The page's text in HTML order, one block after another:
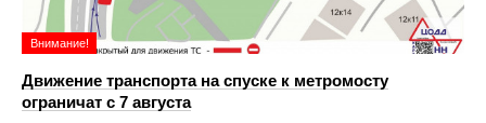
Внимание!
Движение транспорта на спуске к метромосту
ограничат с 7 августа